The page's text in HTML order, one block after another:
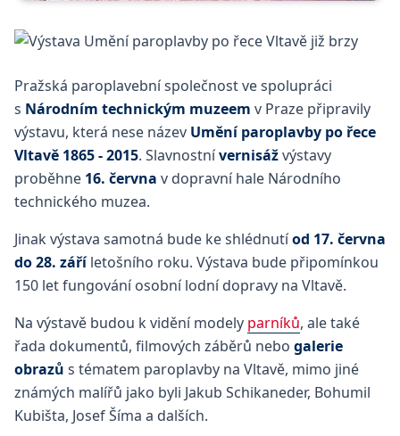
Pražská paroplavební společnost ve spolupráci
s Národním technickým muzeem v Praze připravily
výstavu, která nese název Umění paroplavby po řece
Vltavě 1865 - 2015. Slavnostnívernisážvýstavy
proběhne 16. června v dopravní hale Národního
technického muzea.
Jinak výstava samotná bude ke shlédnutíod 17. června
do 28. záříletošního roku. Výstava bude připomínkou
150 let fungování osobní lodní dopravy na Vltavě.
Na výstavě budou k vidění modely parníků, ale také
řada dokumentů, filmových záběrů nebo galerie
obrazů s tématem paroplavby na Vltavě, mimo jiné
známých malířů jako byli Jakub Schikaneder, Bohumil
Kubišta, Josef Šíma a dalších.